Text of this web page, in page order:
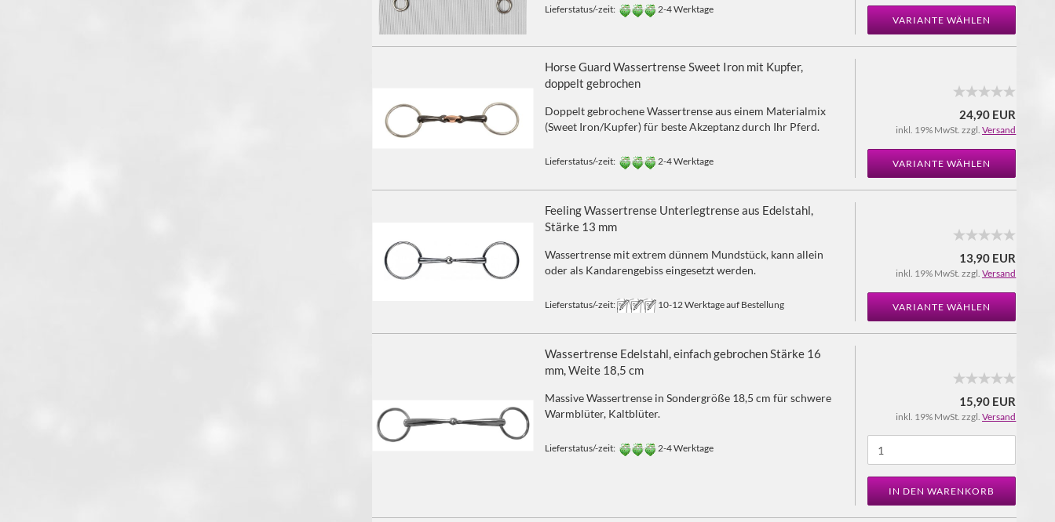
Lieferstatus/-zeit: 2-4 Werktage
VARIANTE WÄHLEN
Horse Guard Wassertrense Sweet Iron mit Kupfer,
doppelt gebrochen
Doppelt gebrochene Wassertrense aus einem Materialmix
(Sweet Iron/Kupfer) für beste Akzeptanz durch Ihr Pferd.
Lieferstatus/-zeit: 2-4 Werktage
24,90 EUR
inkl. 19% MwSt. zzgl.Versand
VARIANTE WÄHLEN
Feeling Wassertrense Unterlegtrense aus Edelstahl,
Stärke 13 mm
Wassertrense mit extrem dünnem Mundstück, kann allein
oder als Kandarengebiss eingesetzt werden.
Lieferstatus/-zeit: 10-12 Werktage auf Bestellung
13,90 EUR
inkl. 19% MwSt. zzgl.Versand
VARIANTE WÄHLEN
Wassertrense Edelstahl, einfach gebrochen Stärke 16
mm, Weite 18,5 cm
Massive Wassertrense in Sondergröße 18,5 cm für schwere
Warmblüter, Kaltblüter.
Lieferstatus/-zeit: 2-4 Werktage
15,90 EUR
inkl. 19% MwSt. zzgl.Versand
IN DEN WARENKORB